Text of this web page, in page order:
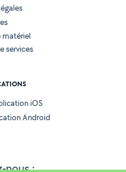
nous :
matériel
services
iOS
Android